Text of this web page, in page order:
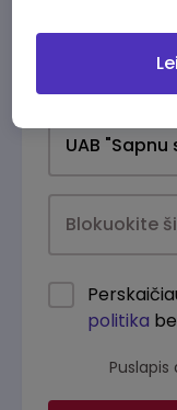
politika
Puslapis